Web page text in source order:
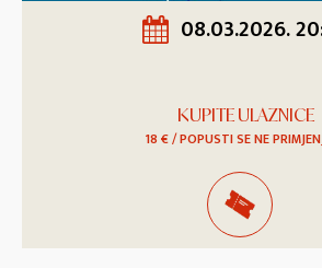
08.03.2026.
KUPITE ULAZNICE
18 € / POPUSTI SE NE